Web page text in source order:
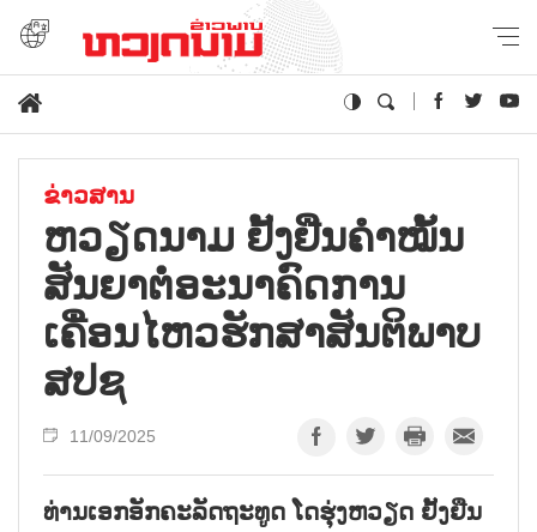
ຂ່າວສານ
ຫວຽດ​ນາມ ຢັ້ງ​ຢືນ​ຄຳ​ໝັ້ນ​
ສັນ​ຍາ​ຕໍ່​ອະ​ນາ​ຄົດ​ການ​
ເຄື່ອນ​ໄຫວ​ຮັກ​ສາ​ສັນ​ຕິ​ພາບ
ສ​ປ​ຊ
11/09/2025
ທ່ານເອກອັກຄະລັດຖະທູດ ໂດຮຸ່ງຫວຽດ ຢັ້ງຢືນ